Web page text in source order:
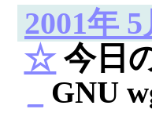
2001年
☆今日
GNU